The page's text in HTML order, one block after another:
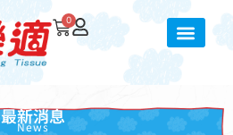
0
最新消息
News